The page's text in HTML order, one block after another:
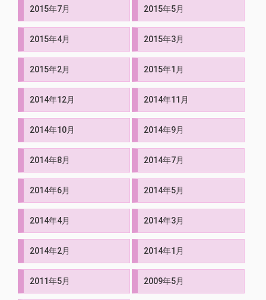
2015年7月 2015年5月
2015年4月 2015年3月
2015年2月 2015年1月
2014年12月 2014年11月
2014年10月 2014年9月
2014年8月 2014年7月
2014年6月 2014年5月
2014年4月 2014年3月
2014年2月 2014年1月
2011年5月 2009年5月